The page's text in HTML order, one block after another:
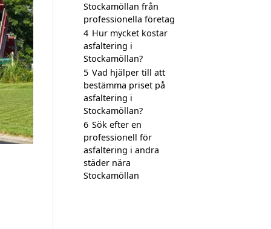
Stockamöllan från
professionella företag
4 Hur mycket kostar
asfaltering i
Stockamöllan?
5 Vad hjälper till att
bestämma priset på
asfaltering i
Stockamöllan?
6 Sök efter en
professionell för
asfaltering i andra
städer nära
Stockamöllan